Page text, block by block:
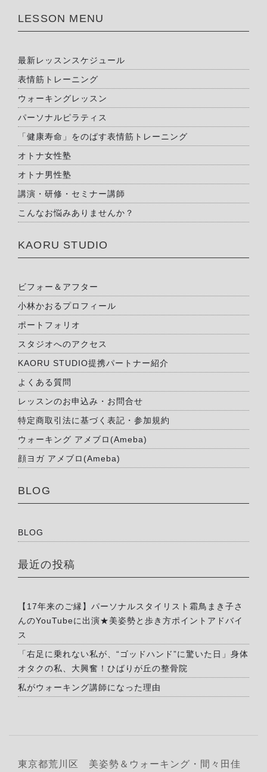
LESSON MENU
最新レッスンスケジュール
表情筋トレーニング
ウォーキングレッスン
パーソナルピラティス
「健康寿命」をのばす表情筋トレーニング
オトナ女性塾
オトナ男性塾
講演・研修・セミナー講師
こんなお悩みありませんか？
KAORU STUDIO
ビフォー＆アフター
小林かおるプロフィール
ポートフォリオ
スタジオへのアクセス
KAORU STUDIO提携パートナー紹介
よくある質問
レッスンのお申込み・お問合せ
特定商取引法に基づく表記・参加規約
ウォーキング アメブロ(Ameba)
顔ヨガ アメブロ(Ameba)
BLOG
BLOG
最近の投稿
【17年来のご縁】パーソナルスタイリスト霜鳥まき子さ
んのYouTubeに出演★美姿勢と歩き方ポイントアドバイ
ス
「右足に乗れない私が、“ゴッドハンド”に驚いた日」身体
オタクの私、大興奮！ひばりが丘の整骨院
私がウォーキング講師になった理由
東京都荒川区 美姿勢＆ウォーキング・間々田佳